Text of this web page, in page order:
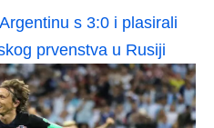
s 3:0 i plasirali
prvenstva u Rusiji